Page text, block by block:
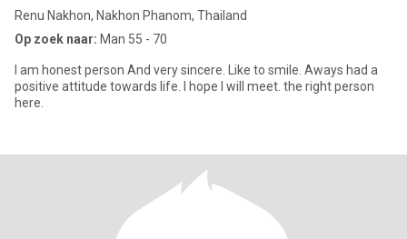
Renu Nakhon, Nakhon Phanom, Thailand
Op zoek naar: Man 55 - 70
I am honest person And very sincere. Like to smile. Aways had a
positive attitude towards life. I hope I will meet. the right person
here.